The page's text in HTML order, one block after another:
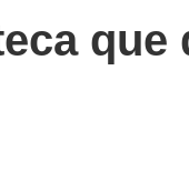
que